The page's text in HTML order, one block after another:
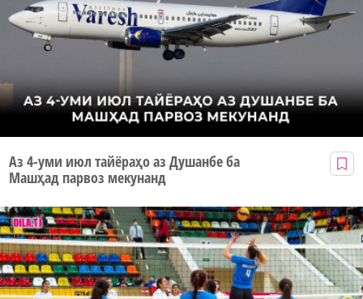
Аз 4-уми июл тайёраҳо аз Душанбе ба
Машҳад парвоз мекунанд